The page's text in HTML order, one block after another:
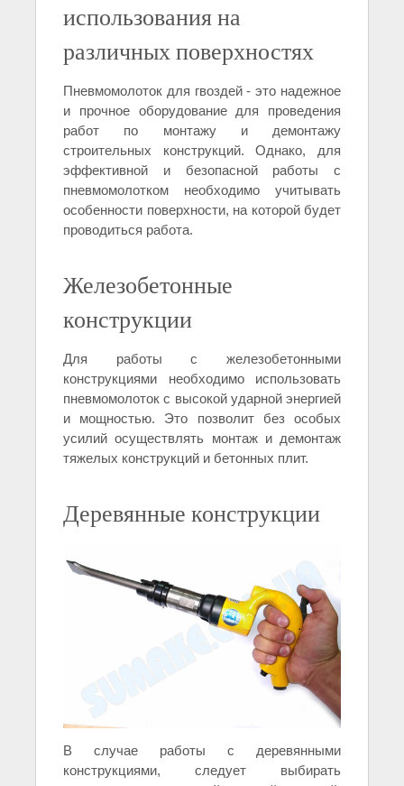
использования на
различных поверхностях
Пневмомолоток для гвоздей - это надежное
и прочное оборудование для проведения
работ по монтажу и демонтажу
строительных конструкций. Однако, для
эффективной и безопасной работы с
пневмомолотком необходимо учитывать
особенности поверхности, на которой будет
проводиться работа.
Железобетонные
конструкции
Для работы с железобетонными
конструкциями необходимо использовать
пневмомолоток с высокой ударной энергией
и мощностью. Это позволит без особых
усилий осуществлять монтаж и демонтаж
тяжелых конструкций и бетонных плит.
Деревянные конструкции
В случае работы с деревянными
конструкциями, следует выбирать